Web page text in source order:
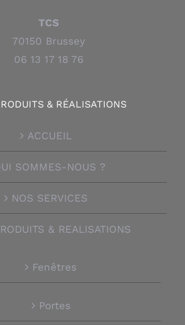
TCS
70150 Brussey
06 13 17 18 76
& RÉALISATIONS
ACCUEIL
SOMMES-NOUS ?
NOS SERVICES
& REALISATIONS
Fenêtres
Portes